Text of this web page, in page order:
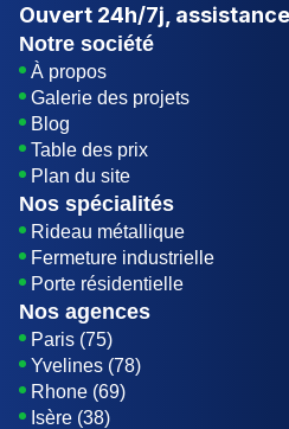
Ouvert 24h/7j ,
Notre société
À propos
Galerie des projets
Blog
Table des prix
Plan du site
Nos spécialités
Rideau métallique
Fermeture industrielle
Porte résidentielle
Nos agences
Paris (75)
Yvelines (78)
Rhone (69)
Isère (38)